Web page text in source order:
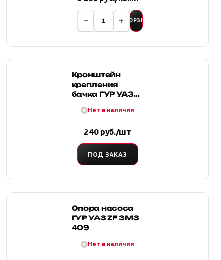
В КОРЗИНУ
Кронштейн
крепления
бачка ГУР УАЗ
модификаций
Нет в наличии
240 руб./шт
ПОД ЗАКАЗ
Опора насоса
ГУР УАЗ ZF ЗМЗ
409
Нет в наличии